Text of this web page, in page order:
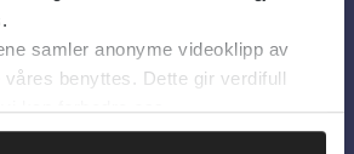
samler anonyme videoklipp av
våres benyttes. Dette gir verdifull
kan forbedre oss.